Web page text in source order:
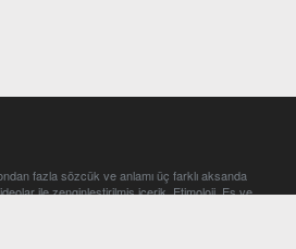
fazla sözcük ve anlamı üç farklı aksanda
ile zenginleştirilmiş içerik. Etimoloji, Eş ve